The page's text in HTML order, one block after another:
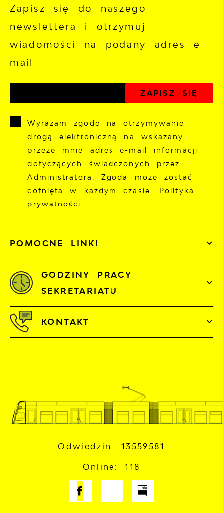
POMOCNE LINKI
Zapisz się do naszego
newslettera i otrzymuj
wiadomości na podany adres e-
mail
Wyrażam zgodę na otrzymywanie
drogą elektroniczną na wskazany
przeze mnie adres e-mail informacji
dotyczących świadczonych przez
Administratora. Zgoda może zostać
cofnięta w każdym czasie. Polityka
prywatności
GODZINY PRACY
SEKRETARIATU
KONTAKT
Odwiedzin: 13559581
Online: 118